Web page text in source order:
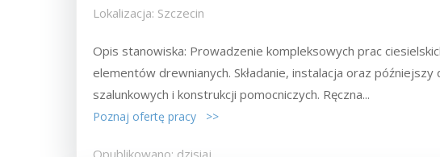
Lokalizacja: Szczecin
Opis stanowiska: Prowadzenie kompleksowych prac
elementów drewnianych. Składanie, instalacja oraz
szalunkowych i konstrukcji pomocniczych. Ręczna...
Poznaj ofertę pracy >>
Opublikowano: dzisiaj